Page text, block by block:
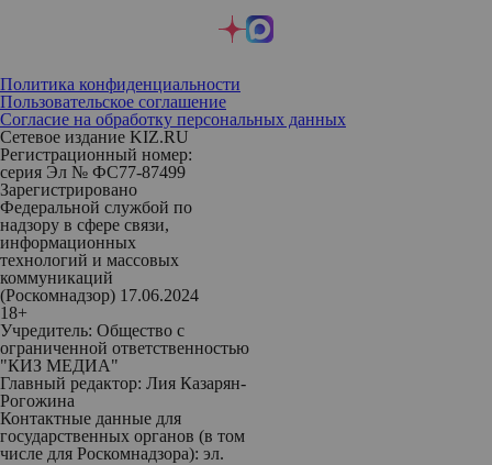
Политика конфиденциальности
Пользовательское соглашение
Согласие на обработку персональных данных
Сетевое издание KIZ.RU
Регистрационный номер:
серия Эл № ФС77-87499
Зарегистрировано
Федеральной службой по
надзору в сфере связи,
информационных
технологий и массовых
коммуникаций
(Роскомнадзор) 17.06.2024
18+
Учредитель: Общество с
ограниченной ответственностью
"КИЗ МЕДИА"
Главный редактор: Лия Казарян-
Рогожина
Контактные данные для
государственных органов (в том
числе для Роскомнадзора): эл.